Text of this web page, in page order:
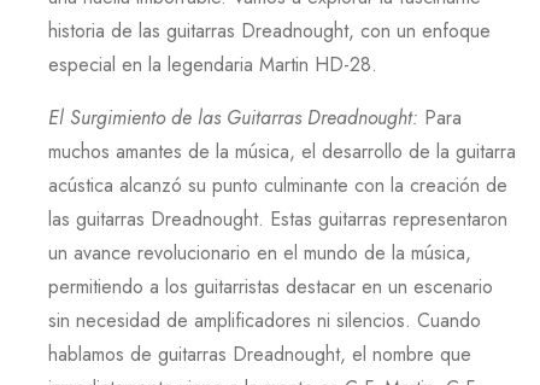
historia de las guitarras Dreadnought, con un enfoque
especial en la legendaria Martin HD-28.
El Surgimiento de las Guitarras Dreadnought: Para
muchos amantes de la música, el desarrollo de la guitarra
acústica alcanzó su punto culminante con la creación de
las guitarras Dreadnought. Estas guitarras representaron
un avance revolucionario en el mundo de la música,
permitiendo a los guitarristas destacar en un escenario
sin necesidad de amplificadores ni silencios. Cuando
hablamos de guitarras Dreadnought, el nombre que